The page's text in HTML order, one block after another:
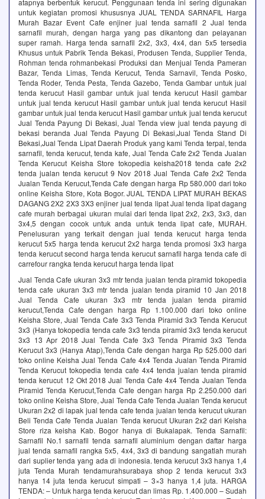
atapnya berbentuk kerucut. Penggunaan tenda ini sering digunakan
untuk kegiatan promosi khususnya JUAL TENDA SARNAFIL Harga
Murah Bazar Event Cafe enjiner jual tenda sarnafil 2 Jual tenda
sarnafil murah, dengan harga yang pas dikantong dan pelayanan
super ramah. Harga tenda sarnafil 2x2, 3x3, 4x4, dan 5x5 tersedia
Khusus untuk Pabrik Tenda Bekasi, Produsen Tenda, Supplier Tenda,
Rohman tenda rohmanbekasi Produksi dan Menjual Tenda Pameran
Bazar, Tenda Limas, Tenda Kerucut, Tenda Sarnavil, Tenda Posko,
Tenda Roder, Tenda Pesta, Tenda Gazebo, Tenda Gambar untuk jual
tenda kerucut Hasil gambar untuk jual tenda kerucut Hasil gambar
untuk jual tenda kerucut Hasil gambar untuk jual tenda kerucut Hasil
gambar untuk jual tenda kerucut Hasil gambar untuk jual tenda kerucut
Jual Tenda Payung Di Bekasi, Jual Tenda view jual tenda payung di
bekasi beranda Jual Tenda Payung Di Bekasi,Jual Tenda Stand Di
Bekasi,Jual Tenda Lipat Daerah Produk yang kami Tenda terpal, tenda
sarnafil, tenda kerucut, tenda kafe, Jual Tenda Cafe 2x2 Tenda Jualan
Tenda Kerucut Keisha Store tokopedia keisha2018 tenda cafe 2x2
tenda jualan tenda kerucut 9 Nov 2018 Jual Tenda Cafe 2x2 Tenda
Jualan Tenda Kerucut,Tenda Cafe dengan harga Rp 580.000 dari toko
online Keisha Store, Kota Bogor. JUAL TENDA LIPAT MURAH BEKAS
DAGANG 2X2 2X3 3X3 enjiner jual tenda lipat Jual tenda lipat dagang
cafe murah berbagai ukuran mulai dari tenda lipat 2x2, 2x3, 3x3, dan
3x4,5 dengan cocok untuk anda untuk tenda lipat cafe, MURAH.
Penelusuran yang terkait dengan jual tenda kerucut harga tenda
kerucut 5x5 harga tenda kerucut 2x2 harga tenda promosi 3x3 harga
tenda kerucut second harga tenda kerucut sarnafil harga tenda cafe di
carrefour rangka tenda kerucut harga tenda lipat
Jual Tenda Cafe ukuran 3x3 mtr tenda jualan tenda piramid tokopedia
tenda cafe ukuran 3x3 mtr tenda jualan tenda piramid 10 Jan 2018
Jual Tenda Cafe ukuran 3x3 mtr tenda jualan tenda piramid
kerucut,Tenda Cafe dengan harga Rp 1.100.000 dari toko online
Keisha Store, Jual Tenda Cafe 3x3 Tenda Piramid 3x3 Tenda Kerucut
3x3 (Hanya tokopedia tenda cafe 3x3 tenda piramid 3x3 tenda kerucut
3x3 13 Apr 2018 Jual Tenda Cafe 3x3 Tenda Piramid 3x3 Tenda
Kerucut 3x3 (Hanya Atap),Tenda Cafe dengan harga Rp 525.000 dari
toko online Keisha Jual Tenda Cafe 4x4 Tenda Jualan Tenda Piramid
Tenda Kerucut tokopedia tenda cafe 4x4 tenda jualan tenda piramid
tenda kerucut 12 Okt 2018 Jual Tenda Cafe 4x4 Tenda Jualan Tenda
Piramid Tenda Kerucut,Tenda Cafe dengan harga Rp 2.250.000 dari
toko online Keisha Store, Jual Tenda Cafe Tenda Jualan Tenda kerucut
Ukuran 2x2 di lapak jual tenda cafe tenda jualan tenda kerucut ukuran
Beli Tenda Cafe Tenda Jualan Tenda kerucut Ukuran 2x2 dari Keisha
Store riza keisha Kab. Bogor hanya di Bukalapak. Tenda Sarnafil:
Sarnafil No.1 sarnafil tenda sarnafil aluminium dengan daftar harga
jual tenda sarnafil rangka 5x5, 4x4, 3x3 di bandung sangatlah murah
dari suplier tenda yang ada di indonesia. tenda kerucut 3x3 hanya 1,4
juta Tenda Murah tendamurahsurabaya shop 2 tenda kerucut 3x3
hanya 14 juta tenda kerucut simpati – 3×3 hanya 1,4 juta. HARGA
TENDA: – Untuk harga tenda kerucut dan limas Rp. 1.400.000 – Sudah